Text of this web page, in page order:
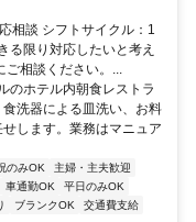
相談 シフトサイクル：1
る限り対応したいと考え
相談ください。...
のホテル内朝食レストラ
洗器による皿洗い、お料
します。業務はマニュア
のみOK
主婦・主夫歓迎
車通勤OK
平日のみOK
ブランクOK
交通費支給